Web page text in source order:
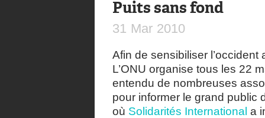
Puits sans fond
31 Mar 2010
Afin de sensibiliser l’occident
L’ONU organise tous les 22
entendu de nombreuses
pour informer le grand public
où Solidarités International a